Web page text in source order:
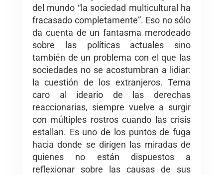
del mundo “la sociedad multicultural ha
fracasado completamente”. Eso no sólo
da cuenta de un fantasma merodeado
sobre las políticas actuales sino
también de un problema con el que las
sociedades no se acostumbran a lidiar:
la cuestión de los extranjeros. Tema
caro al ideario de las derechas
reaccionarias, siempre vuelve a surgir
con múltiples rostros cuando las crisis
estallan. Es uno de los puntos de fuga
hacia donde se dirigen las miradas de
quienes no están dispuestos a
reflexionar sobre las causas de sus